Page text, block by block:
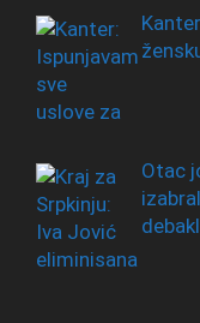
Otac
debakl